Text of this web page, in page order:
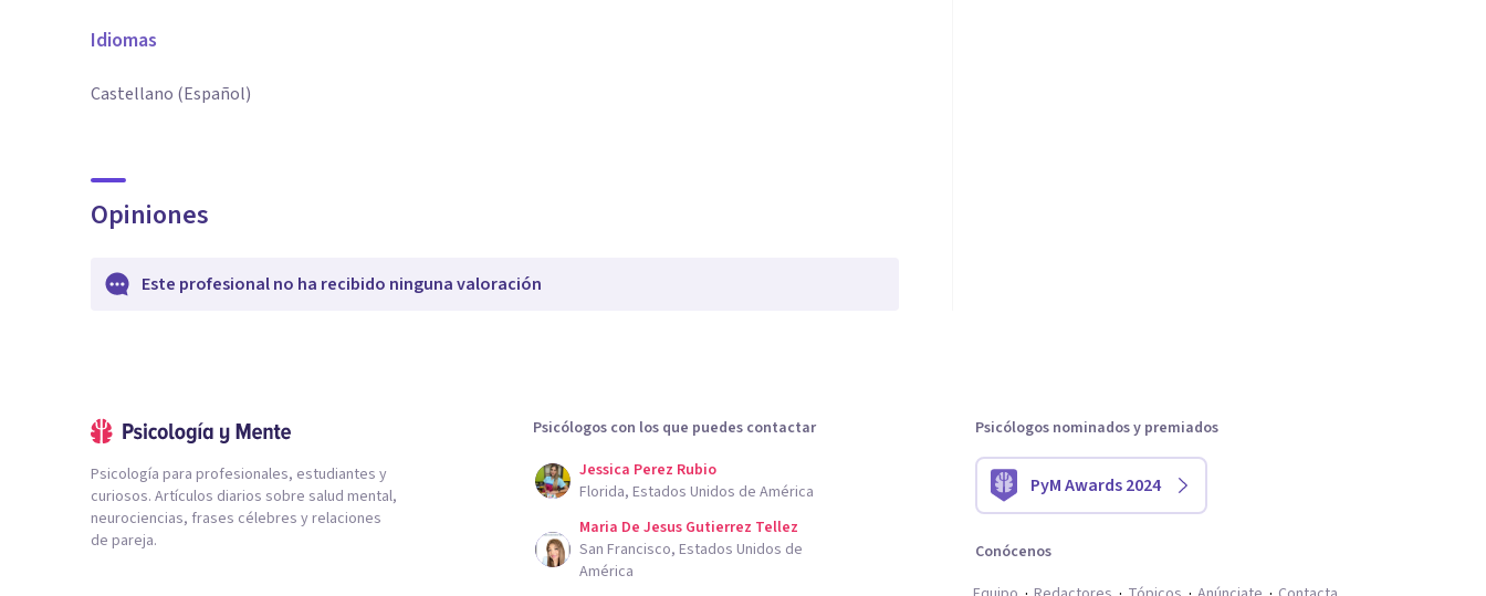
Idiomas
Castellano (Español)
Opiniones
Este profesional no ha recibido ninguna valoración
Psicología para profesionales, estudiantes y
curiosos. Artículos diarios sobre salud mental,
neurociencias, frases célebres y relaciones
de pareja.
Psicólogos con los que puedes contactar
Jessica Perez Rubio
Florida, Estados Unidos de América
Maria De Jesus Gutierrez Tellez
San Francisco, Estados Unidos de
América
Psicólogos nominados y premiados
PyM Awards 2024
Conócenos